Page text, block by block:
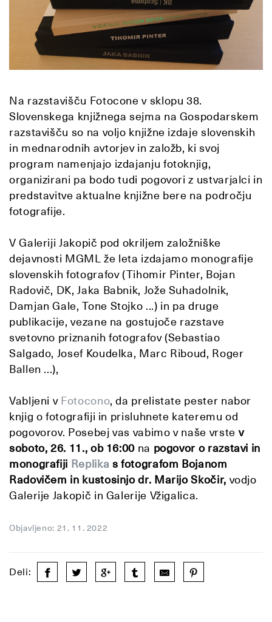
Na razstavišču Fotocone v sklopu 38.
Slovenskega knjižnega sejma na Gospodarskem
razstavišču so na voljo knjižne izdaje slovenskih
in mednarodnih avtorjev in založb, ki svoj
program namenjajo izdajanju fotoknjig,
organizirani pa bodo tudi pogovori z ustvarjalci in
predstavitve aktualne knjižne bere na področju
fotografije.
V Galeriji Jakopič pod okriljem založniške
dejavnosti MGML že leta izdajamo monografije
slovenskih fotografov (Tihomir Pinter, Bojan
Radovič, DK, Jaka Babnik, Jože Suhadolnik,
Damjan Gale, Tone Stojko ...) in pa druge
publikacije, vezane na gostujoče razstave
svetovno priznanih fotografov (Sebastiao
Salgado, Josef Koudelka, Marc Riboud, Roger
Ballen ...),
Vabljeni v Fotocono, da prelistate pester nabor
knjig o fotografiji in prisluhnete kateremu od
pogovorov. Posebej vas vabimo v naše vrste v
soboto, 26. 11., ob 16:00 na pogovor o razstavi in
monografiji Replika s fotografom Bojanom
Radovičem in kustosinjo dr. Marijo Skočir, vodjo
Galerije Jakopič in Galerije Vžigalica.
Objavljeno: 21. 11. 2022
Deli: